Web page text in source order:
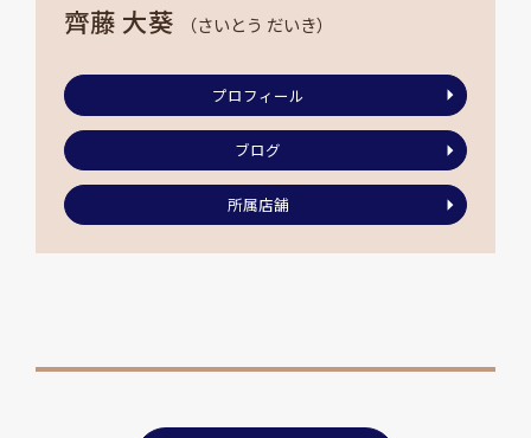
齊藤 大葵 （さいとう だいき）
プロフィール
ブログ
所属店舗